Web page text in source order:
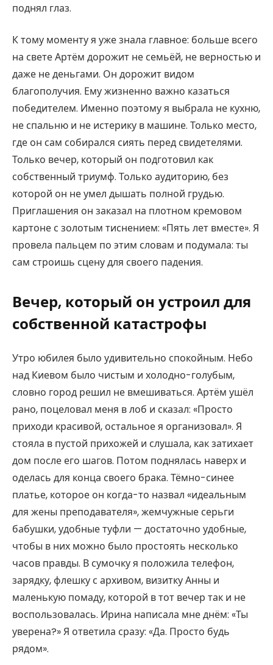
поднял глаз.
К тому моменту я уже знала главное: больше всего
на свете Артём дорожит не семьёй, не верностью и
даже не деньгами. Он дорожит видом
благополучия. Ему жизненно важно казаться
победителем. Именно поэтому я выбрала не кухню,
не спальню и не истерику в машине. Только место,
где он сам собирался сиять перед свидетелями.
Только вечер, который он подготовил как
собственный триумф. Только аудиторию, без
которой он не умел дышать полной грудью.
Приглашения он заказал на плотном кремовом
картоне с золотым тиснением: «Пять лет вместе». Я
провела пальцем по этим словам и подумала: ты
сам строишь сцену для своего падения.
Вечер, который он устроил для
собственной катастрофы
Утро юбилея было удивительно спокойным. Небо
над Киевом было чистым и холодно-голубым,
словно город решил не вмешиваться. Артём ушёл
рано, поцеловал меня в лоб и сказал: «Просто
приходи красивой, остальное я организовал». Я
стояла в пустой прихожей и слушала, как затихает
дом после его шагов. Потом поднялась наверх и
оделась для конца своего брака. Тёмно-синее
платье, которое он когда-то назвал «идеальным
для жены преподавателя», жемчужные серьги
бабушки, удобные туфли — достаточно удобные,
чтобы в них можно было простоять несколько
часов правды. В сумочку я положила телефон,
зарядку, флешку с архивом, визитку Анны и
маленькую помаду, которой в тот вечер так и не
воспользовалась. Ирина написала мне днём: «Ты
уверена?» Я ответила сразу: «Да. Просто будь
рядом».